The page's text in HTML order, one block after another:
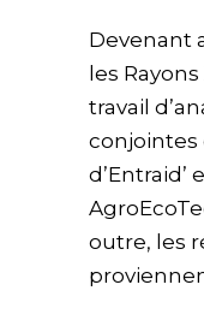
Devenant
les
travail
conjointes
d’Entraid’
outre, les